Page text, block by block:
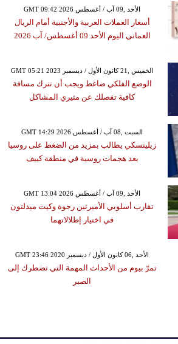
GMT 09:42 2026 الأحد ,09 آب / أغسطس
أسعار العملات العربية والأجنبية أمام الريال
العماني اليوم الأحد 09 أغسطس/ آب 2026
GMT 05:21 2023 الخميس ,21 كانون الأول / ديسمبر
الوضع الفلكي ضاغط ويجب أن تترك مسافة
كافية تفصلك عن مثيري المشاكل
GMT 14:29 2026 السبت ,08 آب / أغسطس
زيلينسكي يطالب بمزيد من الضغط على روسيا
بعد هجمات روسية في منطقة كييف
GMT 13:04 2026 الأحد ,09 آب / أغسطس
تقارب أسلوبي الأميرتين رجوة وكيت ميدلتون
في اختيار إطلالاتهما
GMT 23:46 2020 الأحد ,06 كانون الأول / ديسمبر
تمرّ بيوم من الأحداث المهمة التي تضطرك إلى
الصبر